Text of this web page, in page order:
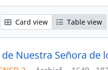
Card view Table view
Nuestra Señora de